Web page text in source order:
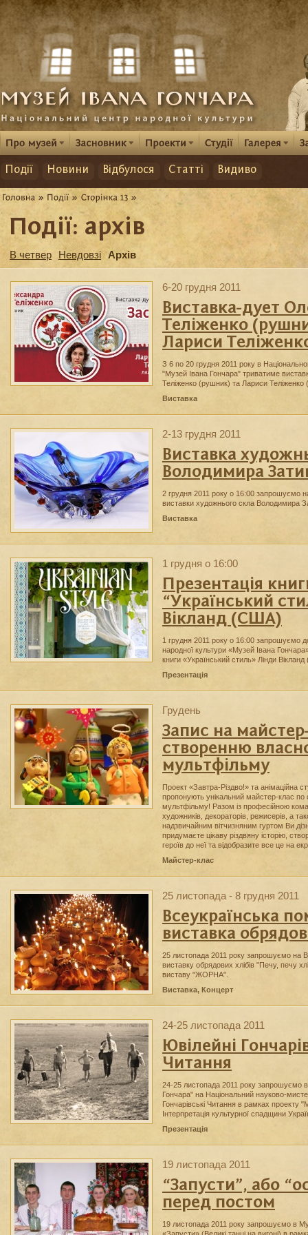
Події Новини Відбулося Статті Видиво
Події: архів
В четвер Невдовзі Архів
6-20 грудня 2011
Виставка-дует
Теліженко
Лариси
З 6 по 20 грудня 2011 року в
"Музей Івана Гончара" триватиме
Теліженко (рушник) та Лариси
Виставка
2-13 грудня 2011
Виставка
Володимира
2 грудня 2011 року о 16:00 запрошуємо
виставки художнього скла Володимира
Виставка
1 грудня о 16:00
Презентація
“Український
Вікланд (США)
1 грудня 2011 року о 16:00 запрошуємо
народної культури «Музей Івана
книги «Український стиль» Лiнди
Презентація
Грудень
Запис на
створенню
мультфільму
Проект «Завтра-Різдво!» та анімаційна
пропонують унікальний майстер-клас по
мультфільму! Разом із професійною
художників, декораторів, режисерів, а
надзвичайним вітчизняним гуртом Ви
придумаєте цікаву різдвяну історію,
героїв до неї та відобразите все це на
Майстер-клас
25 листопада - 8 грудня 2011
Всеукраїнська
виставка
25 листопада 2011 року запрошуємо на
виставку обрядових хлібів "Печу, печу
виставу "ЖОРНА".
Виставка, Концерт
24-25 листопада 2011
Ювілейні
Читання
24-25 листопада 2011 року запрошуємо
Гончара" на Національний науково-
Гончарівські Читання в рамках проекту
Інтерпретація культурної спадщини
Презентація
19 листопада 2011
“Запусти”, або
перед постом
19 лиcтопада 2011 року запрошуємо в